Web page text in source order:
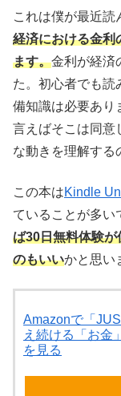
これは僕が最近読
経済における金利
ます。金利が経済
た。初心者でも読
備知識は必要あり
言えばそこは同意
な動きを理解する
この本はKindle
ていることが多い
ば30日無料体験
のもいいかと思い
Amazonで「
え続ける「お金
を見る